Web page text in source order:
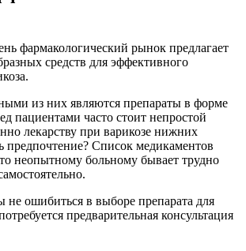
фармакологический рынок предлагает
средств для эффективного
из них являются препараты в форме
пациентами часто стоит непростой
лекарству при варикозе нижних
предпочтение? Список медикаментов
неопытному больному бывает трудно
не ошибиться в выборе препарата для
предварительная консультация